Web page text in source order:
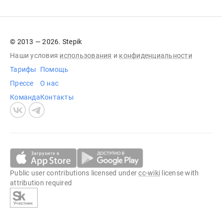
© 2013 — 2026. Stepik
Наши условия использования и конфиденциальности
Тарифы
Прессе
Команда
Помощь
О нас
Контакты
Public user contributions licensed undercc-wiki license with
attribution required